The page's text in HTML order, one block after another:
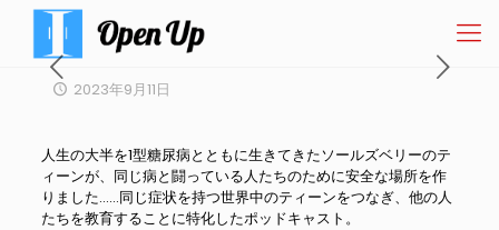
2023年9月11日
人生の大半を1型糖尿病とともに生きてきたソールズベリーのテ
ィーンが、同じ病と闘っている人たちのために安全な場所を作
りました……同じ症状を持つ世界中のティーンをつなぎ、他の人
たちを教育することに特化したポッドキャスト。